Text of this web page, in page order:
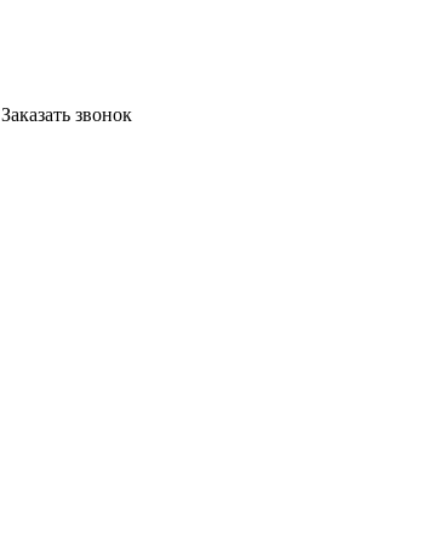
Заказать звонок